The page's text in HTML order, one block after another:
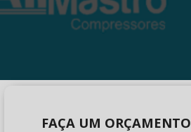
FAÇA UM ORÇAMENTO